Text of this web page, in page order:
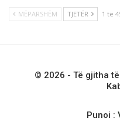
MËPARSHËM TJETËR 1 të
© 2026 - Të gjitha
Punoi :